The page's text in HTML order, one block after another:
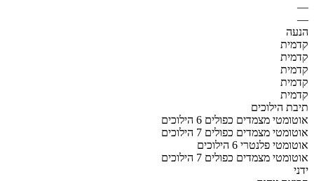
—
—
הנעה
קדמית
קדמית
קדמית
קדמית
קדמית
תיבת הילוכים
אוטומטי מצמדים כפולים 6 הילוכים
אוטומטי מצמדים כפולים 7 הילוכים
אוטומטי פלנטרי 6 הילוכים
אוטומטי מצמדים כפולים 7 הילוכים
ידני